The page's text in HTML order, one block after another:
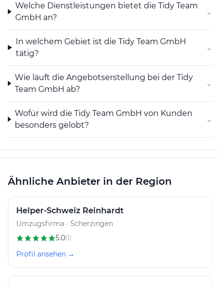
Welche Dienstleistungen bietet die Tidy Team
GmbH an?
⌄
In welchem Gebiet ist die Tidy Team GmbH
tätig?
⌄
Wie läuft die Angebotserstellung bei der Tidy
Team GmbH ab?
⌄
Wofür wird die Tidy Team GmbH von Kunden
besonders gelobt?
⌄
Ähnliche Anbieter in der Region
Helper-Schweiz Reinhardt
Umzugsfirma · Scherzingen
5.0(1)
Profil ansehen →